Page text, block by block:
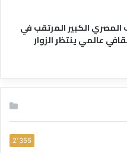
المصري الكبير المرتقب في
عالمي ينتظر الزوار
2٬355